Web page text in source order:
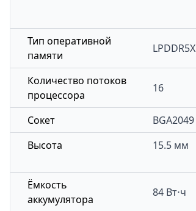
Тип оперативной
памяти
LPDDR5X
Количество потоков
процессора
16
Сокет BGA2049
Высота
15.5 мм
Ёмкость
аккумулятора
84 Вт⋅ч